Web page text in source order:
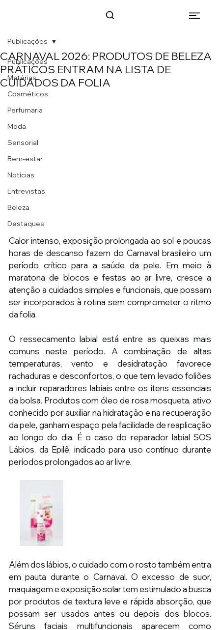
Publicações
Matérias
Cosméticos
Perfumaria
Moda
Sensorial
Bem-estar
Notícias
Entrevistas
Beleza
Destaques
Publicações
CARNAVAL 2026: PRODUTOS DE BELEZA
PRÁTICOS ENTRAM NA LISTA DE
CUIDADOS DA FOLIA
Calor intenso, exposição prolongada ao sol e poucas
horas de descanso fazem do Carnaval brasileiro um
período crítico para a saúde da pele. Em meio à
maratona de blocos e festas ao ar livre, cresce a
atenção a cuidados simples e funcionais, que possam
ser incorporados à rotina sem comprometer o ritmo
da folia.
O ressecamento labial está entre as queixas mais
comuns neste período. A combinação de altas
temperaturas, vento e desidratação favorece
rachaduras e desconfortos, o que tem levado foliões
a incluir reparadores labiais entre os itens essenciais
da bolsa. Produtos com óleo de rosa mosqueta, ativo
conhecido por auxiliar na hidratação e na recuperação
da pele, ganham espaço pela facilidade de reaplicação
ao longo do dia. É o caso do reparador labial SOS
Lábios, da Epilê, indicado para uso contínuo durante
períodos prolongados ao ar livre.
Além dos lábios, o cuidado com o rosto também entra
em pauta durante o Carnaval. O excesso de suor,
maquiagem e exposição solar tem estimulado a busca
por produtos de textura leve e rápida absorção, que
possam ser usados antes ou depois dos blocos.
Séruns faciais multifuncionais aparecem como